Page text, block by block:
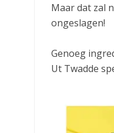
Maar dat zal
ongeslagen!
Genoeg
Ut Twadde